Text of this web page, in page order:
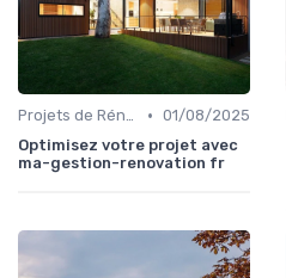
Projets de Rénovation • 01/08/2025
Optimisez votre projet avec
ma-gestion-renovation fr